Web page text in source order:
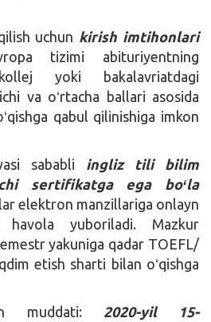
uchun kirish imtihonlari
tizimi abituriyentning
yoki bakalavriatdagi
va oʻrtacha ballari asosida
qabul qilinishiga imkon
sababli ingliz tili bilim
sertifikatga ega boʻla
elektron manzillariga onlayn
yuboriladi. Mazkur
yakuniga qadar TOEFL/
etish sharti bilan oʻqishga
muddati:2020-yil 15-